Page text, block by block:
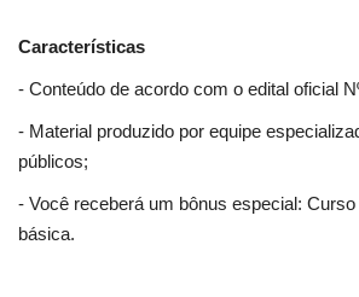
Características
- Conteúdo de acordo com o edital oficial
- Material produzido por equipe
públicos;
- Você receberá um bônus especial:
básica.